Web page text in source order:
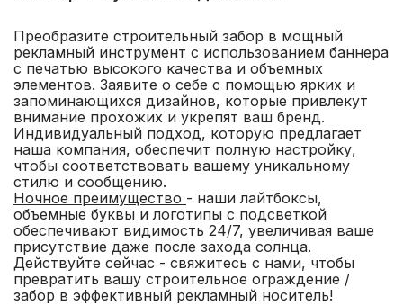
Преобразите строительный забор в мощный
рекламный инструмент с использованием баннера
с печатью высокого качества и объемных
элементов. Заявите о себе с помощью ярких и
запоминающихся дизайнов, которые привлекут
внимание прохожих и укрепят ваш бренд.
Индивидуальный подход, которую предлагает
наша компания, обеспечит полную настройку,
чтобы соответствовать вашему уникальному
стилю и сообщению.
Ночное преимущество - наши лайтбоксы,
объемные буквы и логотипы с подсветкой
обеспечивают видимость 24/7, увеличивая ваше
присутствие даже после захода солнца.
Действуйте сейчас - свяжитесь с нами, чтобы
превратить вашу строительное ограждение /
забор в эффективный рекламный носитель!